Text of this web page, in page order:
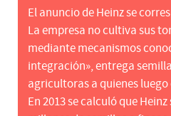
El anuncio de Heinz se
La empresa no cultiva sus
mediante mecanismos
integración», entrega
agricultoras a quienes
En 2013 se calculó que